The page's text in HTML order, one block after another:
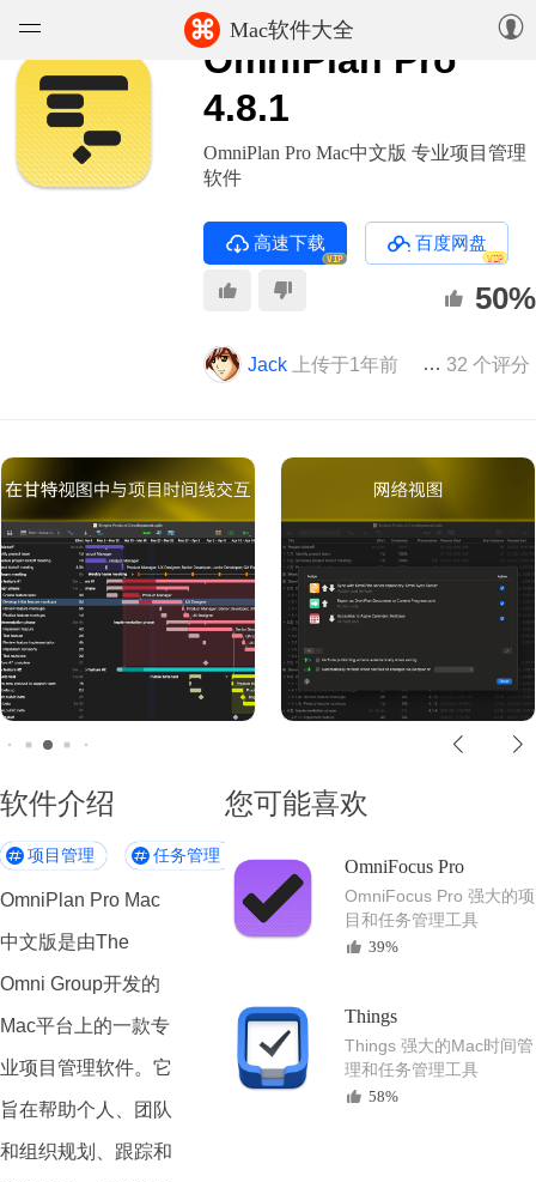
⌘ Mac软件大全
软件
游戏
OmniPlan Pro
4.8.1
OmniPlan Pro Mac中文版 专业项目管理
软件
高速下载
VIP
百度网盘
VIP
50%
Jack 上传于1年前 版本 4.8.1
32 个评分
软件介绍
项目管理 任务管理 甘特图 Mac生产力工具
OmniPlan Pro Mac
中文版是由The
Omni Group开发的
Mac平台上的一款专
业项目管理软件。它
旨在帮助个人、团队
和组织规划、跟踪和
您可能喜欢
OmniFocus Pro
OmniFocus Pro 强大的项
目和任务管理工具
39%
Things
Things 强大的Mac时间管
理和任务管理工具
58%